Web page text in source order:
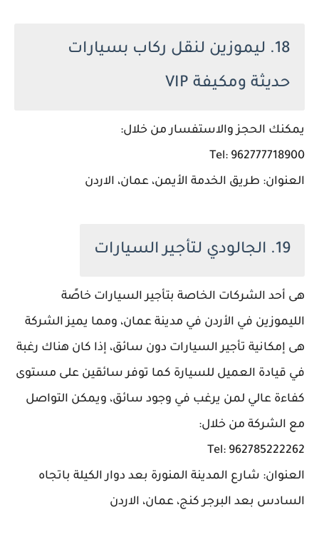
18. ليموزين لنقل ركاب بسيارات
حديثة ومكيفة VIP
يمكنك الحجز والاستفسار من خلال:
Tel: 962777718900
العنوان: طريق الخدمة الأيمن، عمان، الاردن
19. الجالودي لتأجير السيارات
هى أحد الشركات الخاصة بتأجير السيارات خاصًة
الليموزين في الأردن في مدينة عمان، ومما يميز الشركة
هى إمكانية تأجير السيارات دون سائق، إذا كان هناك رغبة
في قيادة العميل للسيارة كما توفر سائقين على مستوى
كفاءة عالي لمن يرغب في وجود سائق، ويمكن التواصل
مع الشركة من خلال:
Tel: 962785222262
العنوان: شارع المدينة المنورة بعد دوار الكيلة باتجاه
السادس بعد البرجر كنج، عمان، الاردن